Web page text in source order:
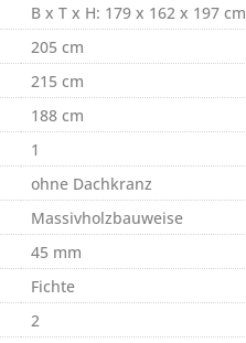
B x T x H: 179 x 162 x 197 cm
205 cm
215 cm
188 cm
1
ohne Dachkranz
Massivholzbauweise
45 mm
Fichte
2